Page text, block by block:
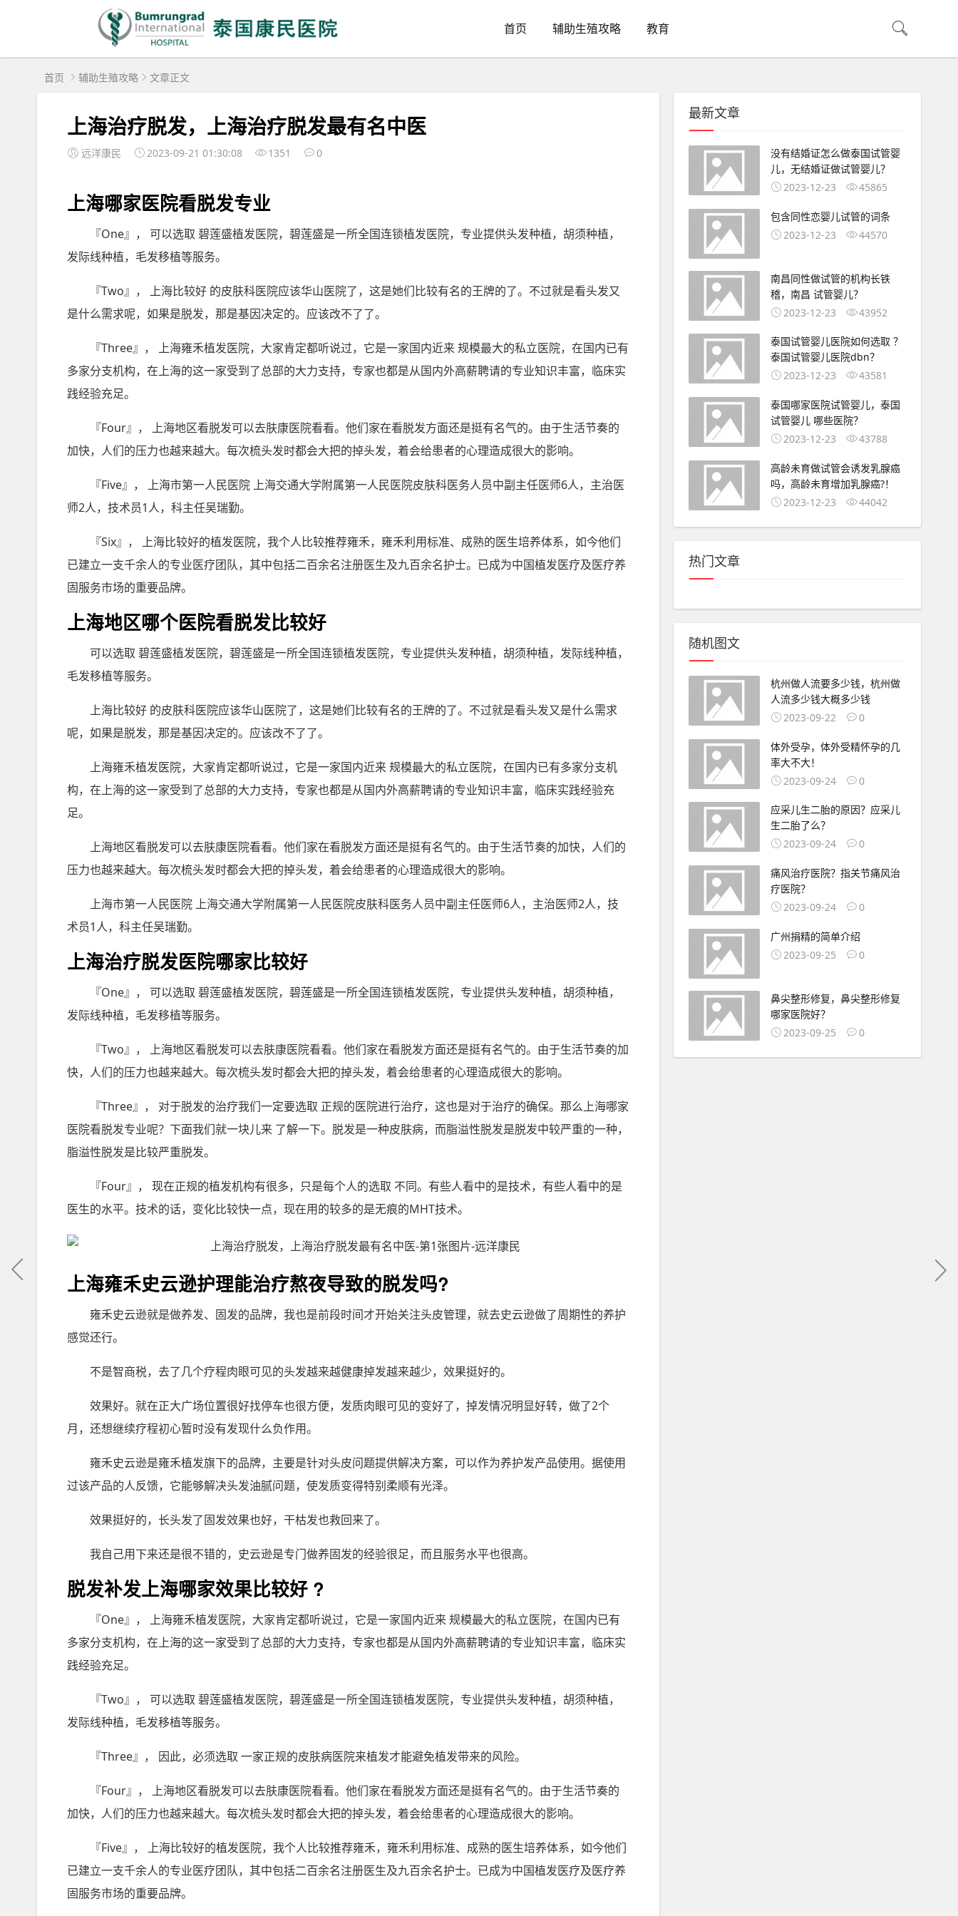
首页 辅助生殖攻略 教育
首页 辅助生殖攻略 文章正文
上海治疗脱发，上海治疗脱发最有名中医
远洋康民 2023-09-21 01:30:08 1351 0
上海哪家医院看脱发专业
『One』， 可以选取 碧莲盛植发医院，碧莲盛是一所全国连锁植发医院，专业提供头发种植，胡须种植，
发际线种植，毛发移植等服务。
『Two』， 上海比较好 的皮肤科医院应该华山医院了，这是她们比较有名的王牌的了。不过就是看头发又
是什么需求呢，如果是脱发，那是基因决定的。应该改不了了。
『Three』， 上海雍禾植发医院，大家肯定都听说过，它是一家国内近来 规模最大的私立医院，在国内已有
多家分支机构，在上海的这一家受到了总部的大力支持，专家也都是从国内外高薪聘请的专业知识丰富，临床实
践经验充足。
『Four』， 上海地区看脱发可以去肤康医院看看。他们家在看脱发方面还是挺有名气的。由于生活节奏的
加快，人们的压力也越来越大。每次梳头发时都会大把的掉头发，着会给患者的心理造成很大的影响。
『Five』， 上海市第一人民医院 上海交通大学附属第一人民医院皮肤科医务人员中副主任医师6人，主治医
师2人，技术员1人，科主任吴瑞勤。
『Six』， 上海比较好的植发医院，我个人比较推荐雍禾，雍禾利用标准、成熟的医生培养体系，如今他们
已建立一支千余人的专业医疗团队，其中包括二百余名注册医生及九百余名护士。已成为中国植发医疗及医疗养
固服务市场的重要品牌。
上海地区哪个医院看脱发比较好
可以选取 碧莲盛植发医院，碧莲盛是一所全国连锁植发医院，专业提供头发种植，胡须种植，发际线种植，
毛发移植等服务。
上海比较好 的皮肤科医院应该华山医院了，这是她们比较有名的王牌的了。不过就是看头发又是什么需求
呢，如果是脱发，那是基因决定的。应该改不了了。
上海雍禾植发医院，大家肯定都听说过，它是一家国内近来 规模最大的私立医院，在国内已有多家分支机
构，在上海的这一家受到了总部的大力支持，专家也都是从国内外高薪聘请的专业知识丰富，临床实践经验充
足。
上海地区看脱发可以去肤康医院看看。他们家在看脱发方面还是挺有名气的。由于生活节奏的加快，人们的
压力也越来越大。每次梳头发时都会大把的掉头发，着会给患者的心理造成很大的影响。
上海市第一人民医院 上海交通大学附属第一人民医院皮肤科医务人员中副主任医师6人，主治医师2人，技
术员1人，科主任吴瑞勤。
上海治疗脱发医院哪家比较好
『One』， 可以选取 碧莲盛植发医院，碧莲盛是一所全国连锁植发医院，专业提供头发种植，胡须种植，
发际线种植，毛发移植等服务。
『Two』， 上海地区看脱发可以去肤康医院看看。他们家在看脱发方面还是挺有名气的。由于生活节奏的加
快，人们的压力也越来越大。每次梳头发时都会大把的掉头发，着会给患者的心理造成很大的影响。
『Three』， 对于脱发的治疗我们一定要选取 正规的医院进行治疗，这也是对于治疗的确保。那么上海哪家
医院看脱发专业呢？下面我们就一块儿来 了解一下。脱发是一种皮肤病，而脂溢性脱发是脱发中较严重的一种，
脂溢性脱发是比较严重脱发。
『Four』， 现在正规的植发机构有很多，只是每个人的选取 不同。有些人看中的是技术，有些人看中的是
医生的水平。技术的话，变化比较快一点，现在用的较多的是无痕的MHT技术。
上海雍禾史云逊护理能治疗熬夜导致的脱发吗?
雍禾史云逊就是做养发、固发的品牌，我也是前段时间才开始关注头皮管理，就去史云逊做了周期性的养护
感觉还行。
不是智商税，去了几个疗程肉眼可见的头发越来越健康掉发越来越少，效果挺好的。
效果好。就在正大广场位置很好找停车也很方便，发质肉眼可见的变好了，掉发情况明显好转，做了2个
月，还想继续疗程初心暂时没有发现什么负作用。
雍禾史云逊是雍禾植发旗下的品牌，主要是针对头皮问题提供解决方案，可以作为养护发产品使用。据使用
过该产品的人反馈，它能够解决头发油腻问题，使发质变得特别柔顺有光泽。
效果挺好的，长头发了固发效果也好，干枯发也救回来了。
我自己用下来还是很不错的，史云逊是专门做养固发的经验很足，而且服务水平也很高。
脱发补发上海哪家效果比较好 ?
『One』， 上海雍禾植发医院，大家肯定都听说过，它是一家国内近来 规模最大的私立医院，在国内已有
多家分支机构，在上海的这一家受到了总部的大力支持，专家也都是从国内外高薪聘请的专业知识丰富，临床实
践经验充足。
『Two』， 可以选取 碧莲盛植发医院，碧莲盛是一所全国连锁植发医院，专业提供头发种植，胡须种植，
发际线种植，毛发移植等服务。
『Three』， 因此，必须选取 一家正规的皮肤病医院来植发才能避免植发带来的风险。
『Four』， 上海地区看脱发可以去肤康医院看看。他们家在看脱发方面还是挺有名气的。由于生活节奏的
加快，人们的压力也越来越大。每次梳头发时都会大把的掉头发，着会给患者的心理造成很大的影响。
『Five』， 上海比较好的植发医院，我个人比较推荐雍禾，雍禾利用标准、成熟的医生培养体系，如今他们
已建立一支千余人的专业医疗团队，其中包括二百余名注册医生及九百余名护士。已成为中国植发医疗及医疗养
固服务市场的重要品牌。
最新文章
没有结婚证怎么做泰国试管婴
儿，无结婚证做试管婴儿？
2023-12-23
45865
包含同性恋婴儿试管的词条
2023-12-23
44570
南昌同性做试管的机构长铁
稽，南昌 试管婴儿？
2023-12-23
43952
泰国试管婴儿医院如何选取 ？
泰国试管婴儿医院dbn？
2023-12-23
43581
泰国哪家医院试管婴儿，泰国
试管婴儿 哪些医院？
2023-12-23
43788
高龄未育做试管会诱发乳腺癌
吗，高龄未育增加乳腺癌?！
2023-12-23
44042
热门文章
随机图文
杭州做人流要多少钱，杭州做
人流多少钱大概多少钱
2023-09-22
0
体外受孕，体外受精怀孕的几
率大不大！
2023-09-24
0
应采儿生二胎的原因？应采儿
生二胎了么？
2023-09-24
0
痛风治疗医院？指关节痛风治
疗医院？
2023-09-24
0
广州捐精的简单介绍
2023-09-25
0
鼻尖整形修复，鼻尖整形修复
哪家医院好？
2023-09-25
0